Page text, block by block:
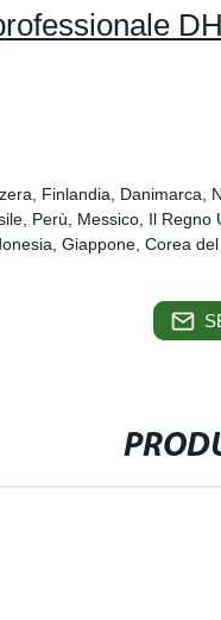
Finlandia, Danimarca,
Perù, Messico, Il
Giappone, Corea